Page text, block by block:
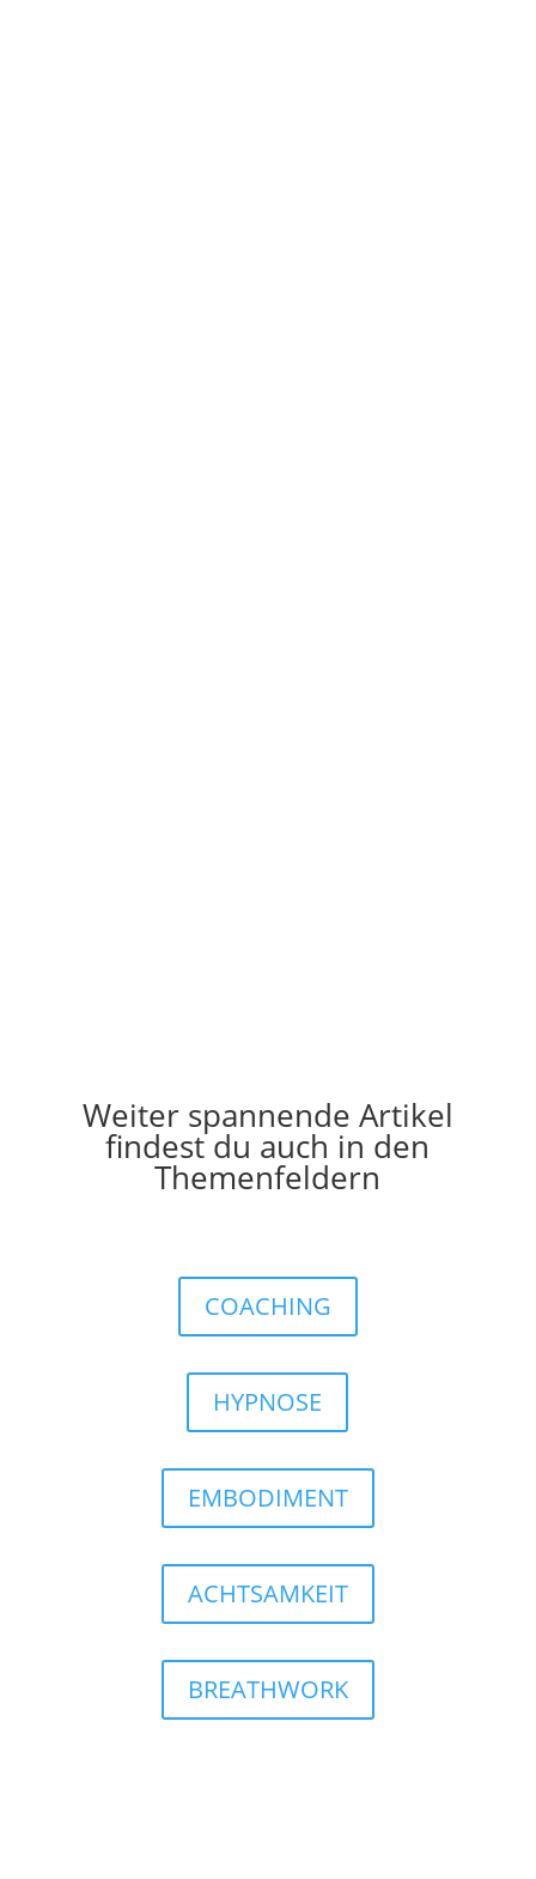
Weiter spannende Artikel
findest du auch in den
Themenfeldern
COACHING
HYPNOSE
EMBODIMENT
ACHTSAMKEIT
BREATHWORK